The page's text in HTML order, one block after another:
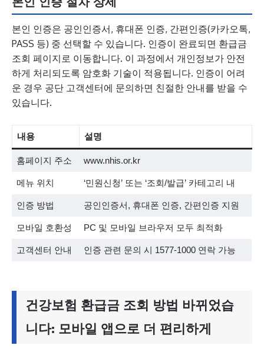
본인 인증은 공인인증서, 휴대폰 인증, 간편인증(카카오톡,
PASS 등) 중 선택할 수 있습니다. 인증이 완료되면 환급금
조회 페이지로 이동합니다. 이 과정에서 개인정보가 안전
하게 처리되도록 암호화 기술이 적용됩니다. 인증이 어려
운 경우 공단 고객센터에 문의하면 친절한 안내를 받을 수
있습니다.
내용 설명
홈페이지 주소 www.nhis.or.kr
메뉴 위치 ‘민원신청’ 또는 ‘조회/발급’ 카테고리 내
인증 방법 공인인증서, 휴대폰 인증, 간편인증 지원
모바일 호환성 PC 및 모바일 브라우저 모두 최적화
고객센터 안내 인증 관련 문의 시 1577-1000 연락 가능
건강보험 환급금 조회 방법 바뀌었습
니다: 모바일 앱으로 더 편리하게